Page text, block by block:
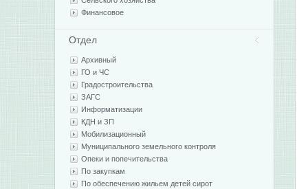
Финансовое
Отдел
Архивный
ГО и ЧС
Градостроительства
ЗАГС
Информатизации
КДН и ЗП
Мобилизационный
Муниципального земельного контроля
Опеки и попечительства
По закупкам
По обеспечению жильем детей сирот